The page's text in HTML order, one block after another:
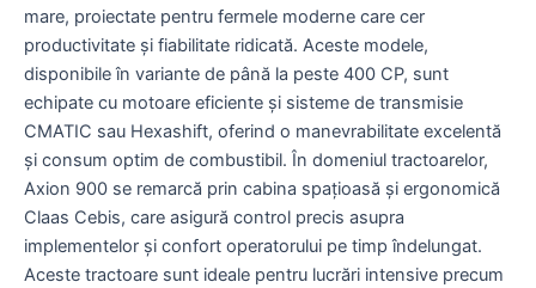
mare, proiectate pentru fermele moderne care cer
productivitate și fiabilitate ridicată. Aceste modele,
disponibile în variante de până la peste 400 CP, sunt
echipate cu motoare eficiente și sisteme de transmisie
CMATIC sau Hexashift, oferind o manevrabilitate excelentă
și consum optim de combustibil. În domeniul tractoarelor,
Axion 900 se remarcă prin cabina spațioasă și ergonomică
Claas Cebis, care asigură control precis asupra
implementelor și confort operatorului pe timp îndelungat.
Aceste tractoare sunt ideale pentru lucrări intensive precum